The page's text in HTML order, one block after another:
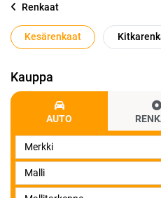
Renkaat
Kesärenkaat
Kauppa
AUTO